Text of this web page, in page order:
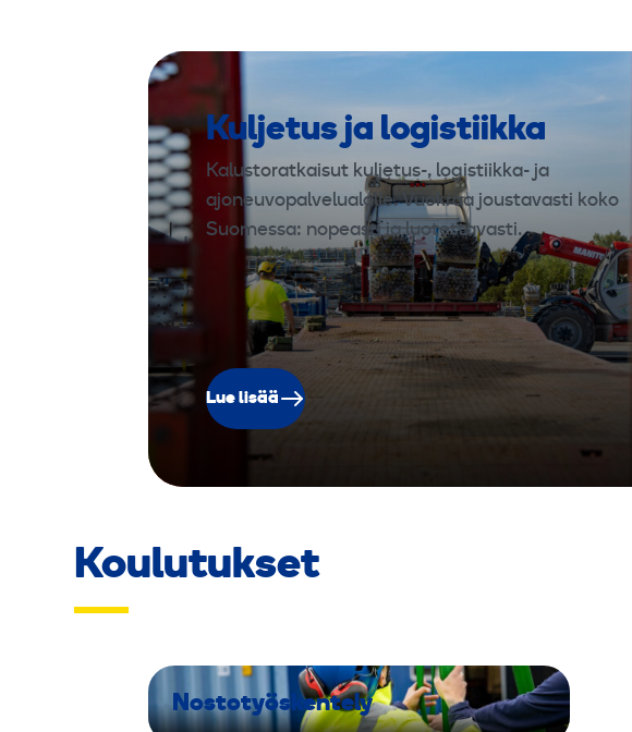
Kuljetus ja logistiikka
Kalustoratkaisut kuljetus-, logistiikka- ja
ajoneuvopalvelualalle. Vuokraa joustavasti koko
Suomessa: nopeasti ja luotettavasti.
Lue lisää
Koulutukset
Nostotyöskentely